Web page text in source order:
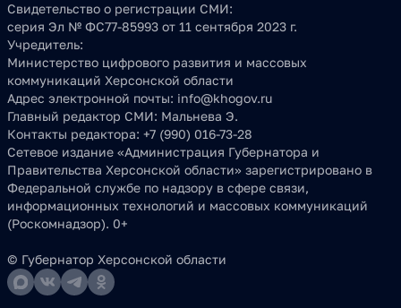
Свидетельство о регистрации СМИ:
серия Эл № ФС77-85993 от 11 сентября 2023 г.
Учредитель:
Министерство цифрового развития и массовых
коммуникаций Херсонской области
Адрес электронной почты: info@khogov.ru
Главный редактор СМИ: Мальнева Э.
Контакты редактора: +7 (990) 016-73-28
Сетевое издание «Администрация Губернатора и
Правительства Херсонской области» зарегистрировано в
Федеральной службе по надзору в сфере связи,
информационных технологий и массовых коммуникаций
(Роскомнадзор). 0+
© Губернатор Херсонской области